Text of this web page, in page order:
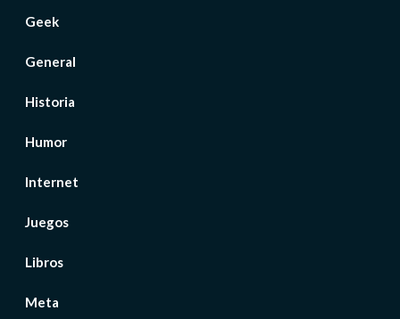
Geek
General
Historia
Humor
Internet
Juegos
Libros
Meta